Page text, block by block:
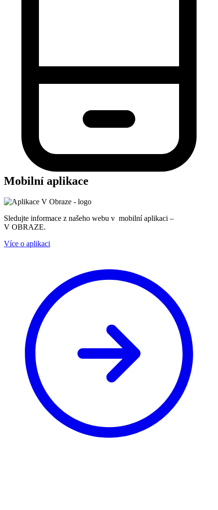
Mobilní aplikace
Sledujte informace z našeho webu v mobilní aplikaci –
V OBRAZE.
Více o aplikaci